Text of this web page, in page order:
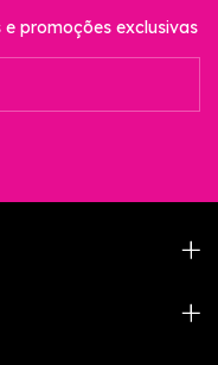
promoções exclusivas